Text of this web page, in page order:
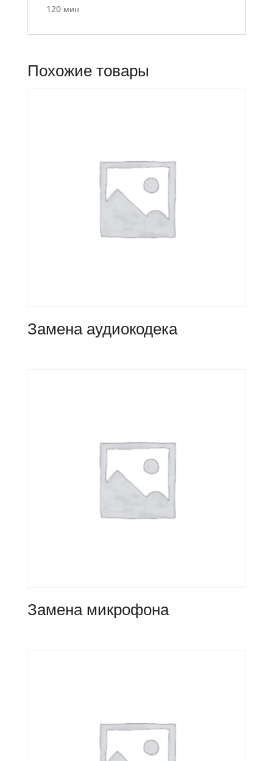
120 мин
Похожие товары
Замена аудиокодека
Замена микрофона